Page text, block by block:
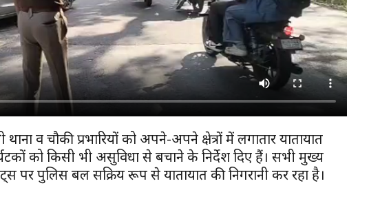
व चौकी प्रभारियों को अपने-अपने क्षेत्रों में लगातार यातायात
को किसी भी असुविधा से बचाने के निर्देश दिए हैं। सभी मुख्य
पर पुलिस बल सक्रिय रूप से यातायात की निगरानी कर रहा है।